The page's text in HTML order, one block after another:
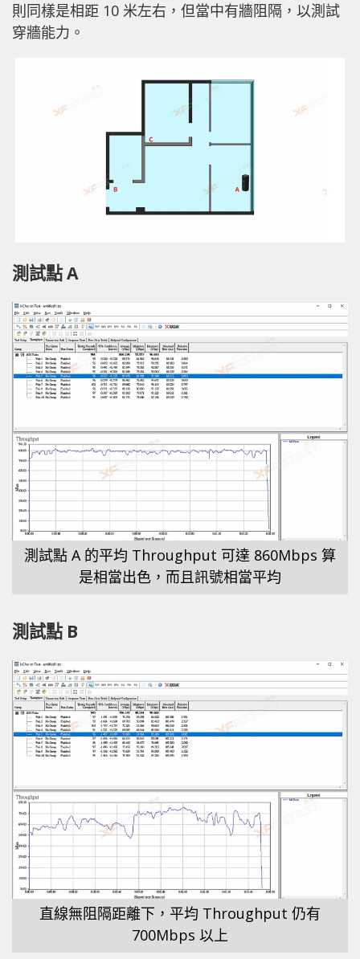
則同樣是相距 10 米左右，但當中有牆阻隔，以測試
穿牆能力。
測試點 A
測試點 A 的平均 Throughput 可達 860Mbps 算
是相當出色，而且訊號相當平均
測試點 B
直線無阻隔距離下，平均 Throughput 仍有
700Mbps 以上